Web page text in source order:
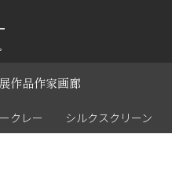
作品作家画廊
クレー シルクスクリーン